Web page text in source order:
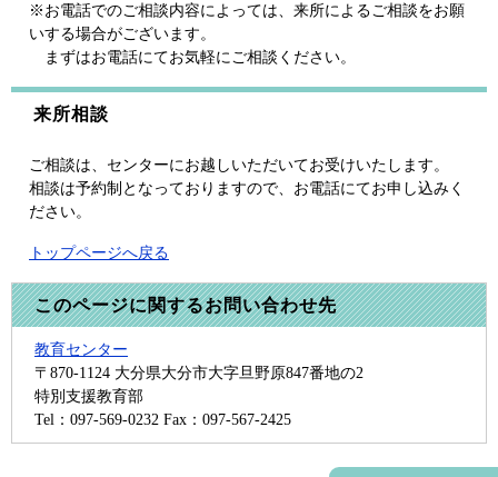
※お電話でのご相談内容によっては、来所によるご相談をお願
いする場合がございます。
​ まずはお電話にてお気軽にご相談ください。
来所相談
ご相談は、センターにお越しいただいてお受けいたします。
​相談は予約制となっておりますので、お電話にてお申し込みく
ださい。
トップページへ戻る
このページに関するお問い合わせ先
教育センター
〒870-1124 大分県大分市大字旦野原847番地の2
特別支援教育部
Tel：097-569-0232 Fax：097-567-2425